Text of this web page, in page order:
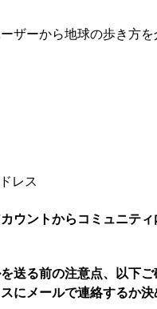
ザーから地球の歩き方を
レス
ウントからコミュニテ
送る前の注意点、以下ご
にメールで連絡するか決